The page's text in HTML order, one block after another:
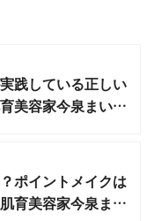
践している正しい
美容家今泉まいこ
ポイントメイクは
育美容家今泉まい